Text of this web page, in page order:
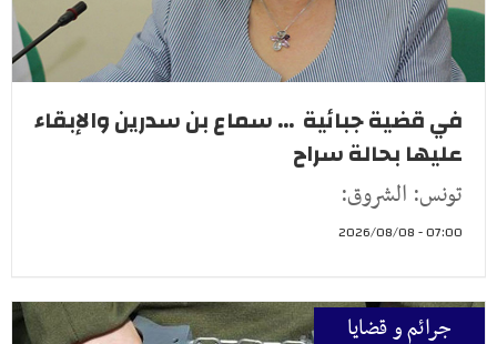
في قضية جبائية ... سماع بن سدرين والإبقاء
عليها بحالة سراح
تونس: الشروق:
07:00 - 2026/08/08
جرائم و قضايا